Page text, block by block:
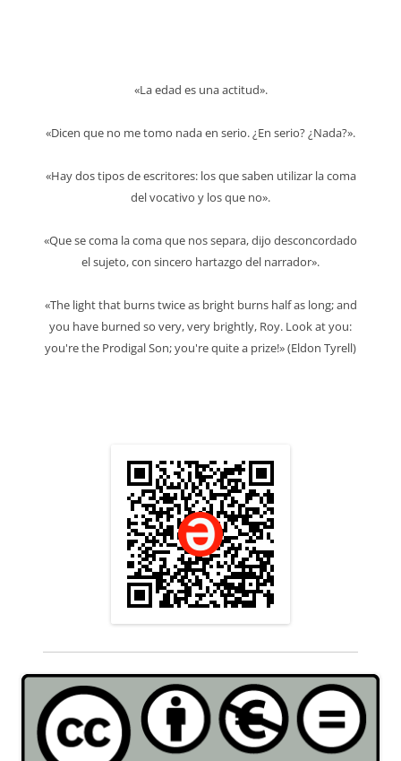
«La edad es una actitud».
«Dicen que no me tomo nada en serio. ¿En serio? ¿Nada?».
«Hay dos tipos de escritores: los que saben utilizar la coma
del vocativo y los que no».
«Que se coma la coma que nos separa, dijo desconcordado
el sujeto, con sincero hartazgo del narrador».
«The light that burns twice as bright burns half as long; and
you have burned so very, very brightly, Roy. Look at you:
you're the Prodigal Son; you're quite a prize!» (Eldon Tyrell)